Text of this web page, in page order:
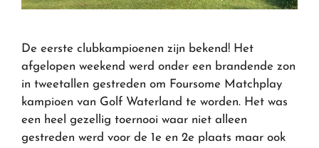
De eerste clubkampioenen zijn bekend! Het
afgelopen weekend werd onder een brandende zon
in tweetallen gestreden om Foursome Matchplay
kampioen van Golf Waterland te worden. Het was
een heel gezellig toernooi waar niet alleen
gestreden werd voor de 1e en 2e plaats maar ook